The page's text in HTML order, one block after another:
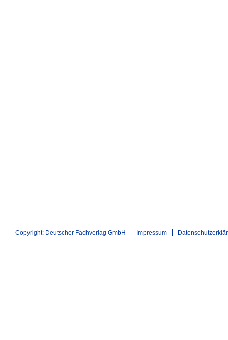
Copyright: Deutscher Fachverlag GmbH Impressum